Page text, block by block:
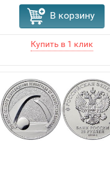
В корзину